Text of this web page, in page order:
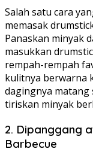
Salah satu cara
memasak
Panaskan minyak
masukkan
rempah-rempah
kulitnya berwarna
dagingnya matang
tiriskan minyak
2. Dipanggang
Barbecue